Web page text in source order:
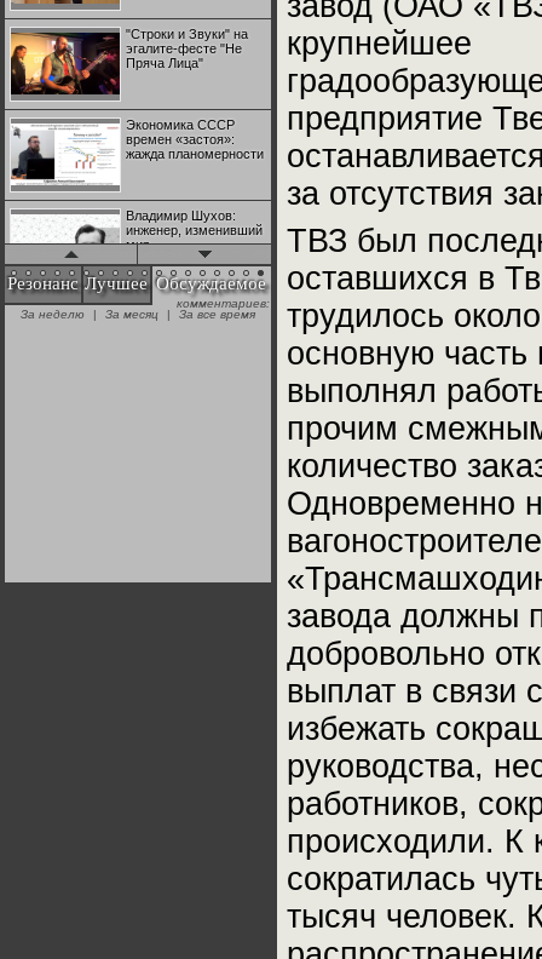
"Строки и Звуки" на
эгалите-фесте "Не
Пряча Лица"
Экономика СССР
времен «застоя»:
жажда планомерности
Владимир Шухов:
инженер, изменивший
мир
"Аркадий Коц" на
эгалите-фесте "Не
Резонанс Лучшее Обсуждаемое
+28
крупнейшее
предприятие
за отсутствия
ТВЗ был
оставшихся в
трудилось
основную
выполнял
прочим
количество
Одновременно
завода должны
добровольно
выплат в связи
избежать
руководства,
работников,
происходили. К
сократилась
тысяч человек.